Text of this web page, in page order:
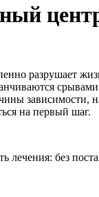
разрушает
зависимости,
на первый шаг.
лечения: без